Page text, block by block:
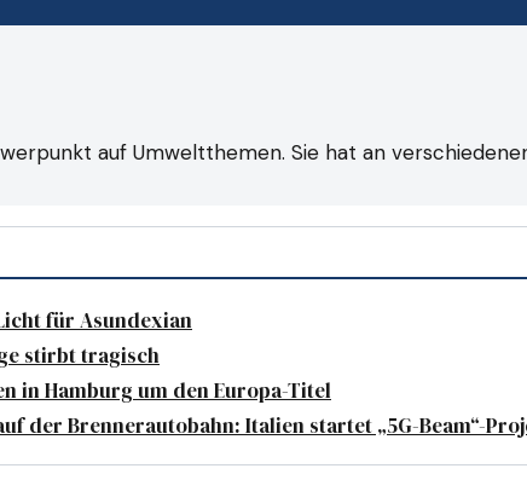
auf Umweltthemen. Sie hat an
für Asundexian
stirbt tragisch
in Hamburg um den Europa-Titel
der Brennerautobahn: Italien startet „5G-Beam“-